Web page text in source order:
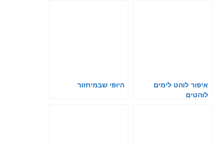
איפור לוהט לימים
לוהטים
היופי שבמיחזור